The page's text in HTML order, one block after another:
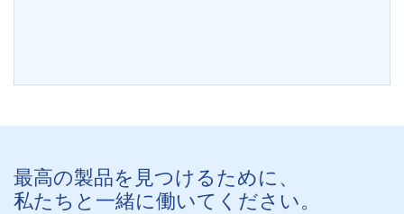
最高の製品を見つけるために、
私たちと一緒に働いてください。